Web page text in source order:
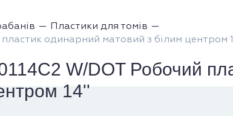
Пластики для томів
одинарний матовий з білим центром
W/DOT Робочий
14''